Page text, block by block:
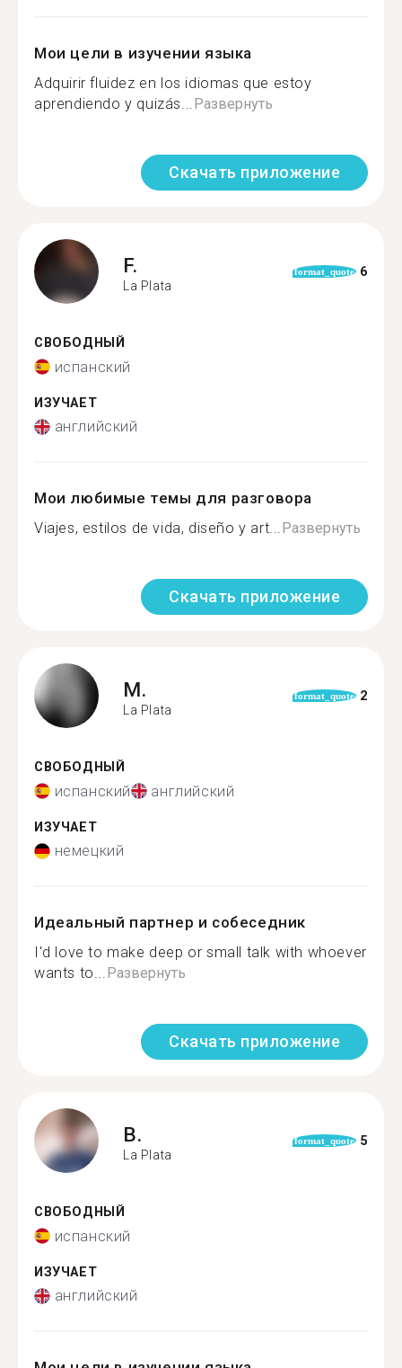
Мои цели в изучении языка
Adquirir fluidez en los idiomas que estoy
aprendiendo y quizás...Развернуть
Скачать приложение
F.
La Plata
format_quote 6
СВОБОДНЫЙ
испанский
ИЗУЧАЕТ
английский
Мои любимые темы для разговора
Viajes, estilos de vida, diseño y art...Развернуть
Скачать приложение
M.
La Plata
format_quote 2
СВОБОДНЫЙ
испанский английский
ИЗУЧАЕТ
немецкий
Идеальный партнер и собеседник
I'd love to make deep or small talk with whoever
wants to...Развернуть
Скачать приложение
B.
La Plata
format_quote 5
СВОБОДНЫЙ
испанский
ИЗУЧАЕТ
английский